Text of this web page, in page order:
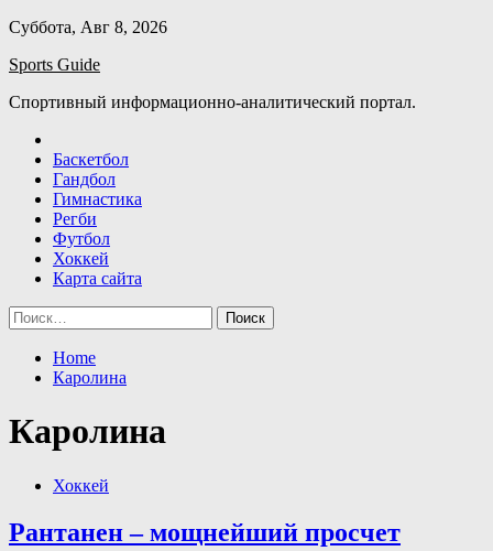
Skip
content
Суббота, Авг 8, 2026
Sports Guide
Спортивный информационно-аналитический портал.
Баскетбол
Гандбол
Гимнастика
Регби
Футбол
Хоккей
Карта сайта
Найти:
Home
Каролина
Каролина
Хоккей
Рантанен – мощнейший просчет